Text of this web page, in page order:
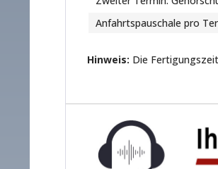
Anfahrtspauschale pro
Hinweis: Die